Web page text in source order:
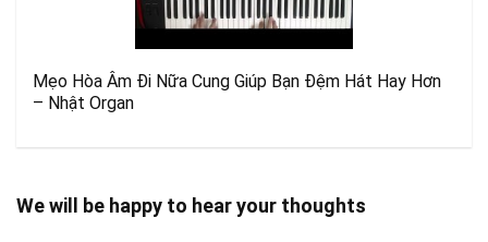
Mẹo Hòa Âm Đi Nữa Cung Giúp Bạn Đệm Hát Hay Hơn
– Nhật Organ
We will be happy to hear your thoughts